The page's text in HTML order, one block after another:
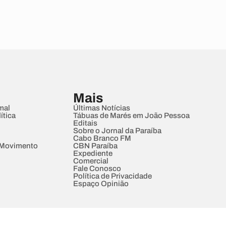
Mais
Últimas Notícias
Tábuas de Marés em João Pessoa
Editais
Sobre o Jornal da Paraíba
Cabo Branco FM
CBN Paraíba
Expediente
Comercial
Fale Conosco
Política de Privacidade
Espaço Opinião